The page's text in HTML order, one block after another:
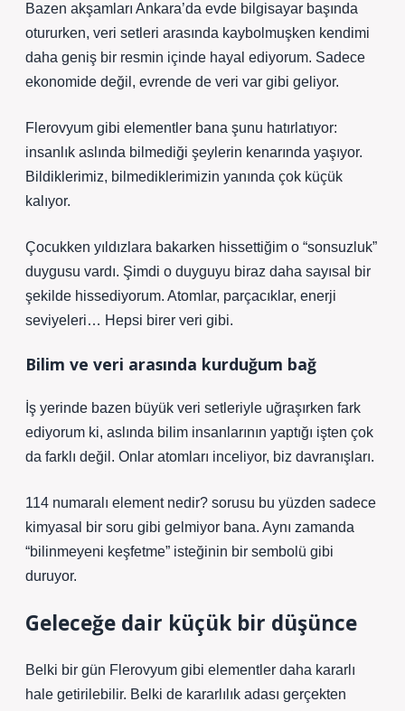
Bazen akşamları Ankara’da evde bilgisayar başında
otururken, veri setleri arasında kaybolmuşken kendimi
daha geniş bir resmin içinde hayal ediyorum. Sadece
ekonomide değil, evrende de veri var gibi geliyor.
Flerovyum gibi elementler bana şunu hatırlatıyor:
insanlık aslında bilmediği şeylerin kenarında yaşıyor.
Bildiklerimiz, bilmediklerimizin yanında çok küçük
kalıyor.
Çocukken yıldızlara bakarken hissettiğim o “sonsuzluk”
duygusu vardı. Şimdi o duyguyu biraz daha sayısal bir
şekilde hissediyorum. Atomlar, parçacıklar, enerji
seviyeleri… Hepsi birer veri gibi.
Bilim ve veri arasında kurduğum bağ
İş yerinde bazen büyük veri setleriyle uğraşırken fark
ediyorum ki, aslında bilim insanlarının yaptığı işten çok
da farklı değil. Onlar atomları inceliyor, biz davranışları.
114 numaralı element nedir? sorusu bu yüzden sadece
kimyasal bir soru gibi gelmiyor bana. Aynı zamanda
“bilinmeyeni keşfetme” isteğinin bir sembolü gibi
duruyor.
Geleceğe dair küçük bir düşünce
Belki bir gün Flerovyum gibi elementler daha kararlı
hale getirilebilir. Belki de kararlılık adası gerçekten